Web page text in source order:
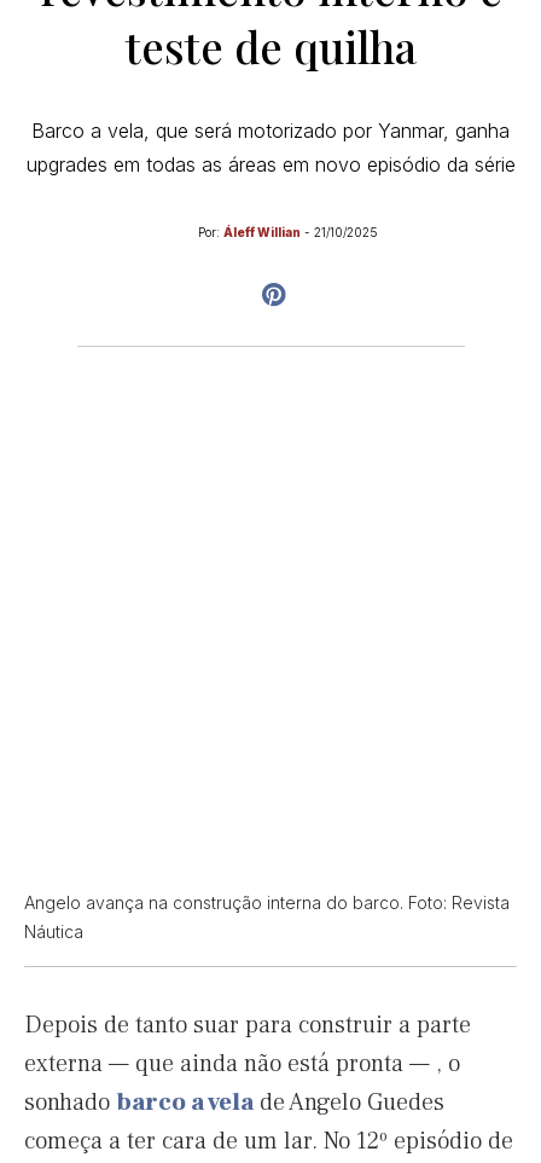
teste de quilha
Barco a vela, que será motorizado por Yanmar, ganha
upgrades em todas as áreas em novo episódio da série
Por: Áleff Willian - 21/10/2025
Angelo avança na construção interna do barco. Foto: Revista
Náutica
Depois de tanto suar para construir a parte
externa — que ainda não está pronta — , o
sonhadobarco a velade Angelo Guedes
começa a ter cara de um lar. No 12º episódio de